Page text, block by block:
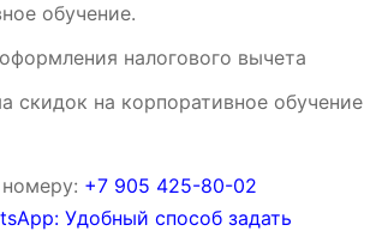
обучение.
налогового вычета
скидок на корпоративное обучение
‪‪+7 905 425-80-02‬‬
Удобный способ задать